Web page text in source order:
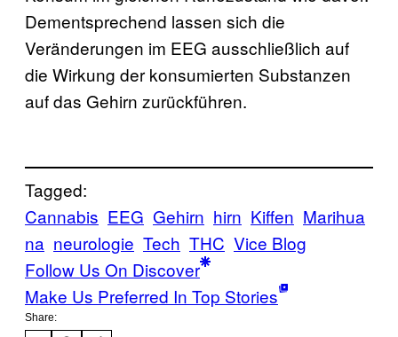
Dementsprechend lassen sich die
Veränderungen im EEG ausschließlich auf
die Wirkung der konsumierten Substanzen
auf das Gehirn zurückführen.
Tagged:
Cannabis EEG Gehirn hirn Kiffen Marihua
na neurologie Tech THC Vice Blog
Follow Us On Discover
Make Us Preferred In Top Stories
Share: